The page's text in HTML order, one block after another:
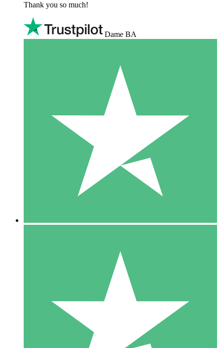
Thank you so much!
Dame BA